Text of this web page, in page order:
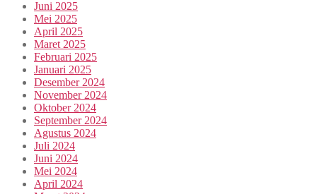
Juni 2025
Mei 2025
April 2025
Maret 2025
Februari 2025
Januari 2025
Desember 2024
November 2024
Oktober 2024
September 2024
Agustus 2024
Juli 2024
Juni 2024
Mei 2024
April 2024